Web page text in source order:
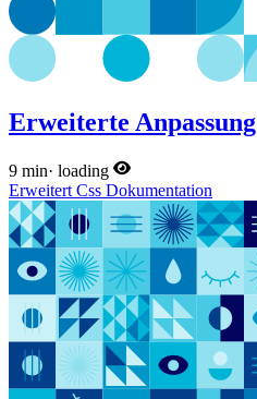
Erweiterte Anpassung
9 min· loading
Erweitert Css Dokumentation